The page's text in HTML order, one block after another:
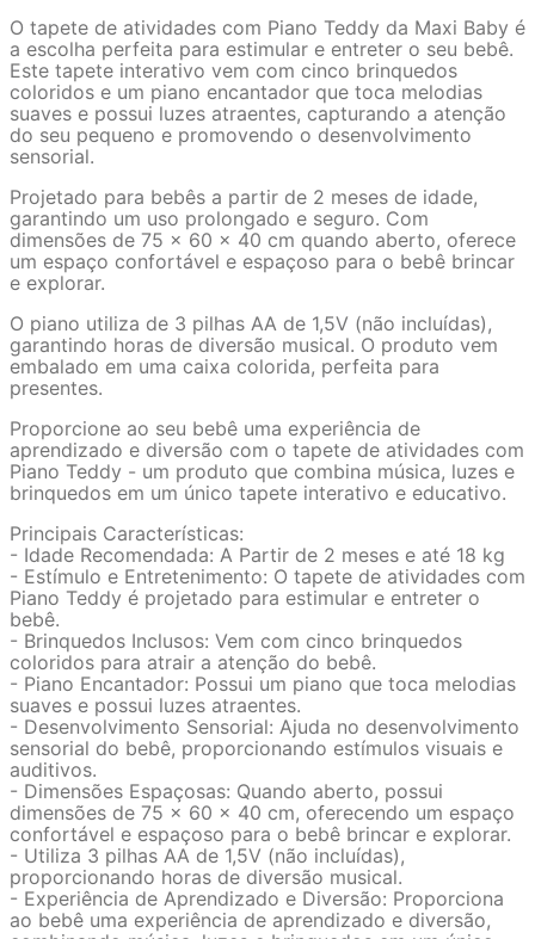
O tapete de atividades com Piano Teddy da Maxi Baby é
a escolha perfeita para estimular e entreter o seu bebê.
Este tapete interativo vem com cinco brinquedos
coloridos e um piano encantador que toca melodias
suaves e possui luzes atraentes, capturando a atenção
do seu pequeno e promovendo o desenvolvimento
sensorial.
Projetado para bebês a partir de 2 meses de idade,
garantindo um uso prolongado e seguro. Com
dimensões de 75 x 60 x 40 cm quando aberto, oferece
um espaço confortável e espaçoso para o bebê brincar
e explorar.
O piano utiliza de 3 pilhas AA de 1,5V (não incluídas),
garantindo horas de diversão musical. O produto vem
embalado em uma caixa colorida, perfeita para
presentes.
Proporcione ao seu bebê uma experiência de
aprendizado e diversão com o tapete de atividades com
Piano Teddy - um produto que combina música, luzes e
brinquedos em um único tapete interativo e educativo.
Principais Características:
- Idade Recomendada: A Partir de 2 meses e até 18 kg
- Estímulo e Entretenimento: O tapete de atividades com
Piano Teddy é projetado para estimular e entreter o
bebê.
- Brinquedos Inclusos: Vem com cinco brinquedos
coloridos para atrair a atenção do bebê.
- Piano Encantador: Possui um piano que toca melodias
suaves e possui luzes atraentes.
- Desenvolvimento Sensorial: Ajuda no desenvolvimento
sensorial do bebê, proporcionando estímulos visuais e
auditivos.
- Dimensões Espaçosas: Quando aberto, possui
dimensões de 75 x 60 x 40 cm, oferecendo um espaço
confortável e espaçoso para o bebê brincar e explorar.
- Utiliza 3 pilhas AA de 1,5V (não incluídas),
proporcionando horas de diversão musical.
- Experiência de Aprendizado e Diversão: Proporciona
ao bebê uma experiência de aprendizado e diversão,